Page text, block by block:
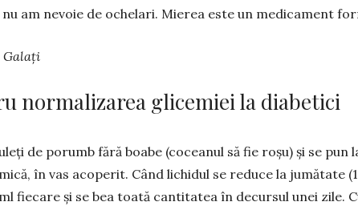
am ne­voie de ochelari. Mierea este un medicament
Galați
normalizarea glicemiei la diabetici
de po­rumb fără boabe (cocea­nul să fie roșu) și se pun
în vas acoperit. Când lichidul se reduce la jumătate
fiecare și se bea toată cantitatea în decursul unei zile.